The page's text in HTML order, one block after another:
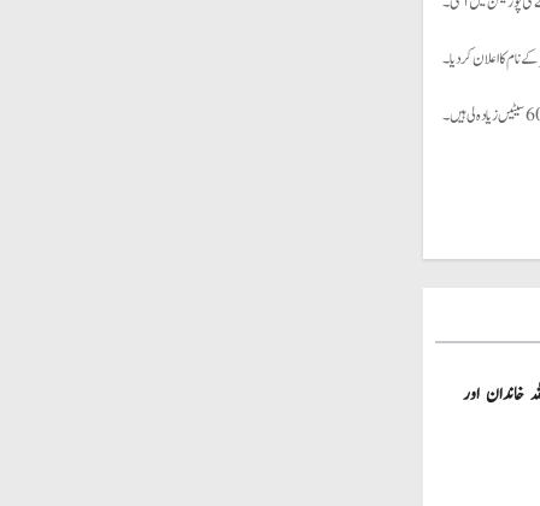
نام کا اعلان کردیا۔
خاندان اور